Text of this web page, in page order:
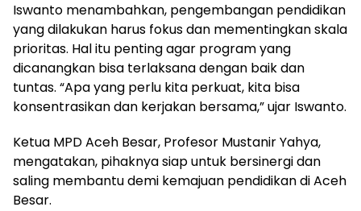
Iswanto menambahkan, pengembangan pendidikan
yang dilakukan harus fokus dan mementingkan skala
prioritas. Hal itu penting agar program yang
dicanangkan bisa terlaksana dengan baik dan
tuntas. “Apa yang perlu kita perkuat, kita bisa
konsentrasikan dan kerjakan bersama,” ujar Iswanto.
Ketua MPD Aceh Besar, Profesor Mustanir Yahya,
mengatakan, pihaknya siap untuk bersinergi dan
saling membantu demi kemajuan pendidikan di Aceh
Besar.